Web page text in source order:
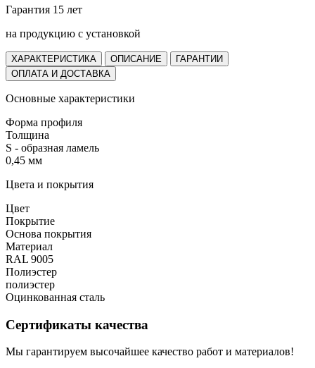
Гарантия 15 лет
на продукцию с установкой
ХАРАКТЕРИСТИКА ОПИСАНИЕ
ГАРАНТИИ
ОПЛАТА И ДОСТАВКА
Основные характеристики
Форма профиля
Толщина
S - образная ламель
0,45 мм
Цвета и покрытия
Цвет
Покрытие
Основа покрытия
Материал
RAL 9005
Полиэстер
полиэстер
Оцинкованная сталь
Сертификаты качества
Мы гарантируем высочайшее качество работ и материалов!